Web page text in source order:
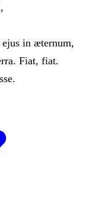
,
ejus in æternum,
. Fiat, fiat.
.